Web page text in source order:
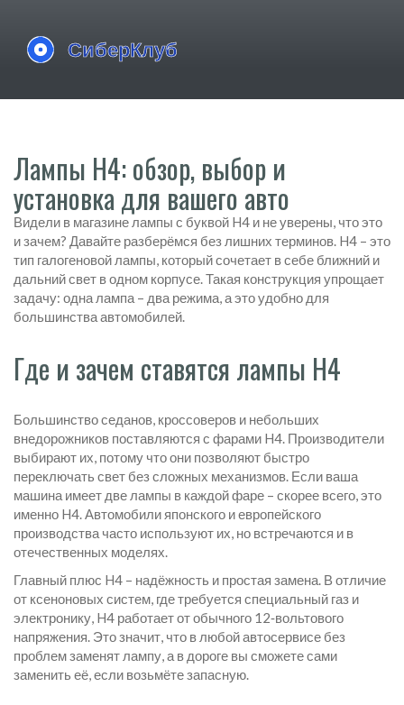
Лампы H4: обзор, выбор и
установка для вашего авто
Видели в магазине лампы с буквой H4 и не уверены, что это
и зачем? Давайте разберёмся без лишних терминов. H4 – это
тип галогеновой лампы, который сочетает в себе ближний и
дальний свет в одном корпусе. Такая конструкция упрощает
задачу: одна лампа – два режима, а это удобно для
большинства автомобилей.
Где и зачем ставятся лампы H4
Большинство седанов, кроссоверов и небольших
внедорожников поставляются с фарами H4. Производители
выбирают их, потому что они позволяют быстро
переключать свет без сложных механизмов. Если ваша
машина имеет две лампы в каждой фаре – скорее всего, это
именно H4. Автомобили японского и европейского
производства часто используют их, но встречаются и в
отечественных моделях.
Главный плюс H4 – надёжность и простая замена. В отличие
от ксеноновых систем, где требуется специальный газ и
электронику, H4 работает от обычного 12‑вольтового
напряжения. Это значит, что в любой автосервисе без
проблем заменят лампу, а в дороге вы сможете сами
заменить её, если возьмёте запасную.